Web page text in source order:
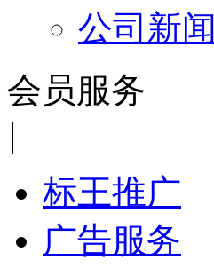
公司新闻
会员服务
|
标王推广
广告服务